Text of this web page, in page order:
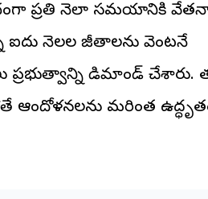
ప్రతి నెలా సమయానికి
ఐదు నెలల జీతాలను వెంటనే
ప్రభుత్వాన్ని డిమాండ్ చేశారు.
ఆందోళనలను మరింత